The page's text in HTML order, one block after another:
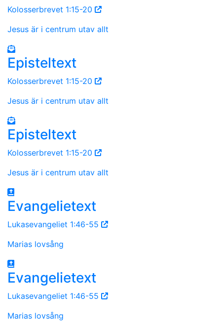
Kolosserbrevet 1:15-20
Jesus är i centrum utav allt
Episteltext
Kolosserbrevet 1:15-20
Jesus är i centrum utav allt
Episteltext
Kolosserbrevet 1:15-20
Jesus är i centrum utav allt
Evangelietext
Lukasevangeliet 1:46-55
Marias lovsång
Evangelietext
Lukasevangeliet 1:46-55
Marias lovsång